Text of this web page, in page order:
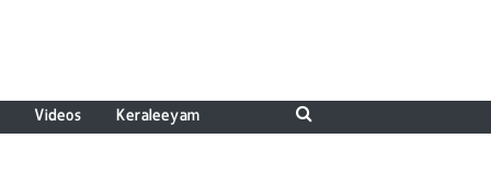
Videos Keraleeyam